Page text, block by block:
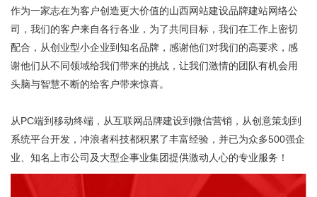
作为一家志在为客户创造更大价值的山西网站建设品牌建站网络公
司 ，我们的客户来自各行各业，为了共同目标，我们在工作上密切
配合，从创业型小企业到知名品牌，感谢他们对我们的高要求，感
谢他们从不同领域给我们带来的挑战，让我们激情的团队有机会用
头脑与智慧不断的给客户带来惊喜。
从PC端到移动终端，从互联网品牌建设到微信营销，从创意策划到
系统平台开发，冲浪者科技都积累了丰富经验，并已为众多500强企
业、知名上市公司及大型企事业集团提供激动人心的专业服务！